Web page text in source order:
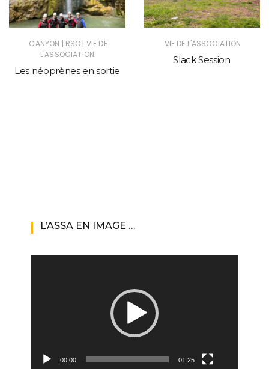
CANYON | RSO | VIE DE
L'ASSOCIATION
Les néoprènes en sortie
VIE DE L'ASSOCIATION
Slack Session
L’ASSA EN IMAGE …
00:00 01:25